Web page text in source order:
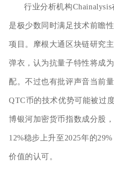
行业分析机构
是极少数同时满足技术前瞻
项目。摩根大通区块链研究
弹衣，认为抗量子特性将成
配。不过也有批评声音当前
QTC币的技术优势可能被过
博银河加密货币指数成分股
12%稳步上升至2025年的
价值的认可。